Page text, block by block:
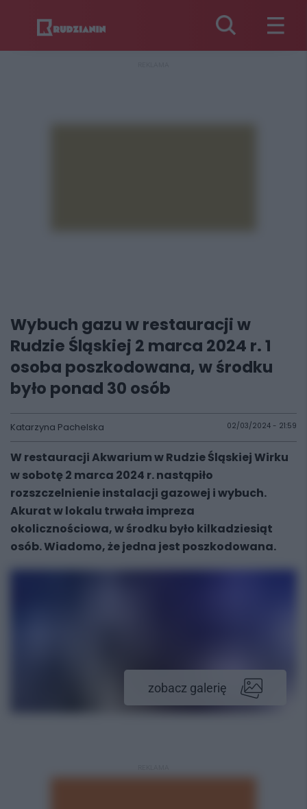
Wybuch gazu w restauracji w
Rudzie Śląskiej 2 marca 2024 r. 1
osoba poszkodowana, w środku
było ponad 30 osób
Katarzyna Pachelska 02/03/2024 - 21:59
W restauracji Akwarium w Rudzie Śląskiej Wirku
w sobotę 2 marca 2024 r. nastąpiło
rozszczelnienie instalacji gazowej i wybuch.
Akurat w lokalu trwała impreza
okolicznościowa, w środku było kilkadziesiąt
osób. Wiadomo, że jedna jest poszkodowana.
zobacz galerię